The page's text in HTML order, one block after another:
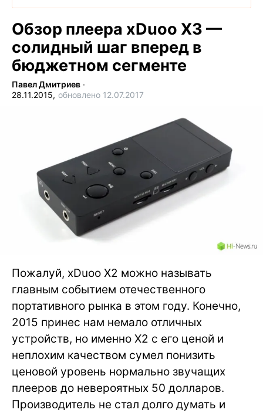
Обзор плеера xDuoo X3 —
солидный шаг вперед в
бюджетном сегменте
Павел Дмитриев ∙
28.11.2015, обновлено 12.07.2017
Пожалуй, xDuoo X2 можно называть
главным событием отечественного
портативного рынка в этом году. Конечно,
2015 принес нам немало отличных
устройств, но именно X2 с его ценой и
неплохим качеством сумел понизить
ценовой уровень нормально звучащих
плееров до невероятных 50 долларов.
Производитель не стал долго думать и